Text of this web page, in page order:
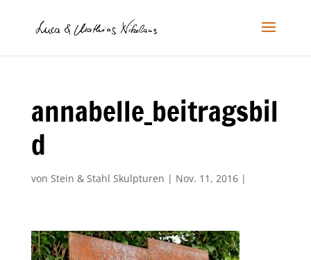
annabelle_beitragsbil
d
von Stein & Stahl Skulpturen | Nov. 11, 2016|